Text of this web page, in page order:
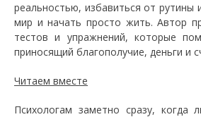
реальностью, избавиться от рутины
мир и начать просто жить. Автор
тестов и упражнений, которые
приносящий благополучие, деньги и
Читаем вместе
Психологам заметно сразу, когда